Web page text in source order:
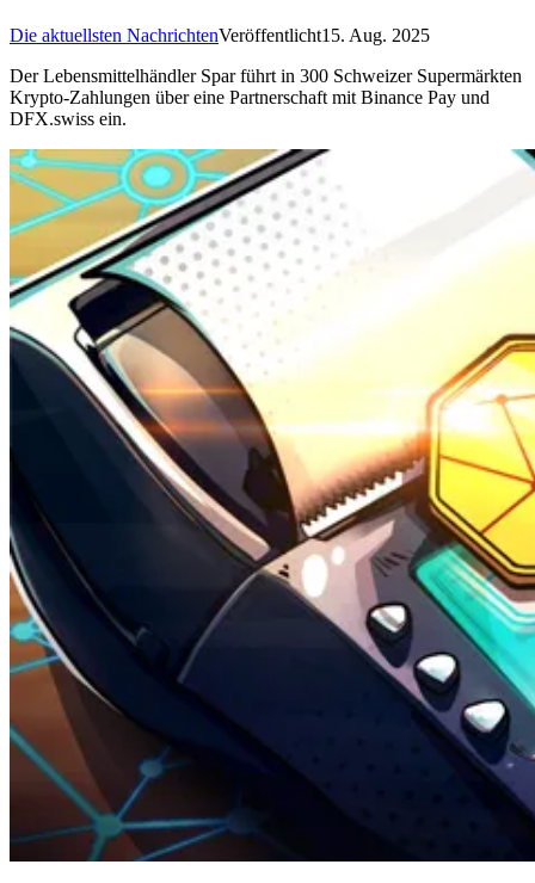
Die aktuellsten NachrichtenVeröffentlicht15. Aug. 2025
Der Lebensmittelhändler Spar führt in 300 Schweizer Supermärkten
Krypto-Zahlungen über eine Partnerschaft mit Binance Pay und
DFX.swiss ein.